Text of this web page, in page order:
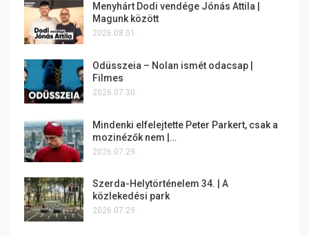
Menyhárt Dodi vendége Jónás Attila |
Magunk között
2026.08.01.
Odüsszeia – Nolan ismét odacsap |
Filmes
2026.07.30.
Mindenki elfelejtette Peter Parkert, csak a
mozinézők nem |…
2026.07.29.
Szerda-Helytörténelem 34. | A
közlekedési park
2026.07.29.